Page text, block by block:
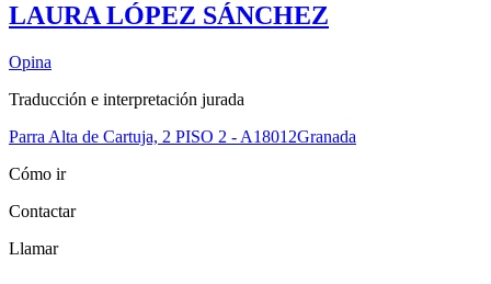
LAURA LÓPEZ SÁNCHEZ
Opina
Traducción e interpretación jurada
Parra Alta de Cartuja, 2 PISO 2 - A18012Granada
Cómo ir
Contactar
Llamar